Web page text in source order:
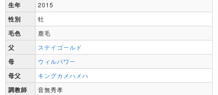
生年 2015
性別 牡
毛色 鹿毛
父 ステイゴールド
母 ウィルパワー
母父 キングカメハメハ
調教師 音無秀孝